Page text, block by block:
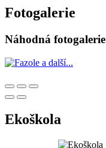
Fotogalerie
Náhodná fotogalerie
Ekoškola